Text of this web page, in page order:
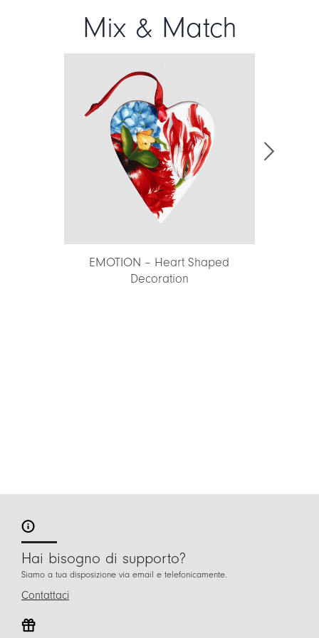
Mix & Match
– Heart Shaped
MERRY CHRISTMAS – Heart
Hai bisogno di supporto?
Siamo a tua disposizione via email e telefonicamente.
Contattaci